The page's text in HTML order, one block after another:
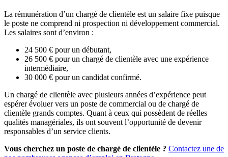
La rémunération d’un chargé de clientèle est un salaire fixe puisque
le poste ne comprend ni prospection ni développement commercial.
Les salaires sont d’environ :
24 500 € pour un débutant,
26 500 € pour un chargé de clientèle avec une expérience
intermédiaire,
30 000 € pour un candidat confirmé.
Un chargé de clientèle avec plusieurs années d’expérience peut
espérer évoluer vers un poste de commercial ou de chargé de
clientèle grands comptes. Quant à ceux qui possèdent de réelles
qualités managériales, ils ont souvent l’opportunité de devenir
responsables d’un service clients.
Vous cherchez un poste de chargé de clientèle ? Contactez une de